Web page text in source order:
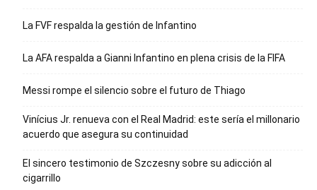
La FVF respalda la gestión de Infantino
La AFA respalda a Gianni Infantino en plena crisis de la FIFA
Messi rompe el silencio sobre el futuro de Thiago
Vinícius Jr. renueva con el Real Madrid: este sería el millonario
acuerdo que asegura su continuidad
El sincero testimonio de Szczesny sobre su adicción al
cigarrillo